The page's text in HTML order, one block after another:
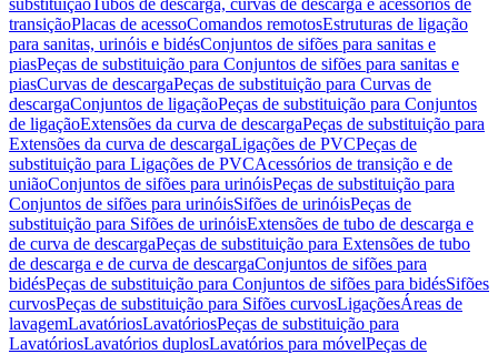
substituiçãoTubos de descarga, curvas de descarga e acessórios de
transiçãoPlacas de acessoComandos remotosEstruturas de ligação
para sanitas, urinóis e bidésConjuntos de sifões para sanitas e
piasPeças de substituição para Conjuntos de sifões para sanitas e
piasCurvas de descargaPeças de substituição para Curvas de
descargaConjuntos de ligaçãoPeças de substituição para Conjuntos
de ligaçãoExtensões da curva de descargaPeças de substituição para
Extensões da curva de descargaLigações de PVCPeças de
substituição para Ligações de PVCAcessórios de transição e de
uniãoConjuntos de sifões para urinóisPeças de substituição para
Conjuntos de sifões para urinóisSifões de urinóisPeças de
substituição para Sifões de urinóisExtensões de tubo de descarga e
de curva de descargaPeças de substituição para Extensões de tubo
de descarga e de curva de descargaConjuntos de sifões para
bidésPeças de substituição para Conjuntos de sifões para bidésSifões
curvosPeças de substituição para Sifões curvosLigaçõesÁreas de
lavagemLavatóriosLavatóriosPeças de substituição para
LavatóriosLavatórios duplosLavatórios para móvelPeças de